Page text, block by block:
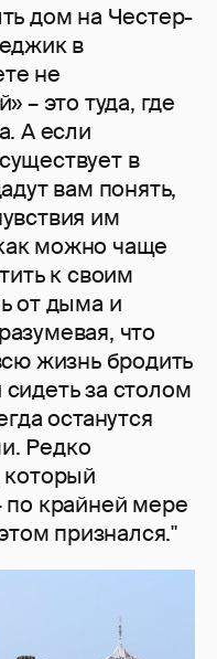
дом на Честер-
в
не
– это туда, где
А если
в
вам понять,
им
можно чаще
к своим
от дыма и
что
жизнь бродить
за столом
останутся
Редко
который
по крайней мере
признался."